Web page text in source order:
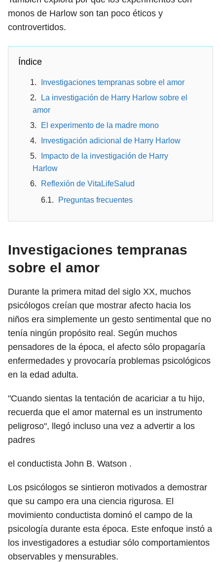
monos de Harlow son tan poco éticos y
controvertidos.
Índice
Investigaciones tempranas sobre el amor
La investigación de Harry Harlow sobre el
amor
El experimento de la madre mono
Investigación adicional de Harry Harlow
Impacto de la investigación de Harry
Harlow
Reflexión de VitaLifeSalud
Preguntas frecuentes
Investigaciones tempranas
sobre el amor
Durante la primera mitad del siglo XX, muchos
psicólogos creían que mostrar afecto hacia los
niños era simplemente un gesto sentimental que no
tenía ningún propósito real. Según muchos
pensadores de la época, el afecto sólo propagaría
enfermedades y provocaría problemas psicológicos
en la edad adulta.
"Cuando sientas la tentación de acariciar a tu hijo,
recuerda que el amor maternal es un instrumento
peligroso", llegó incluso una vez a advertir a los
padres
el conductista John B. Watson .
Los psicólogos se sintieron motivados a demostrar
que su campo era una ciencia rigurosa. El
movimiento conductista dominó el campo de la
psicología durante esta época. Este enfoque instó a
los investigadores a estudiar sólo comportamientos
observables y mensurables.